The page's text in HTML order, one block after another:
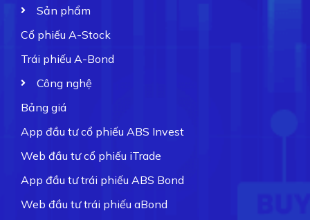
Sản phẩm
Cổ phiếu A-Stock
Trái phiếu A-Bond
Công nghệ
Bảng giá
App đầu tư cổ phiếu ABS Invest
Web đầu tư cổ phiếu iTrade
App đầu tư trái phiếu ABS Bond
Web đầu tư trái phiếu aBond